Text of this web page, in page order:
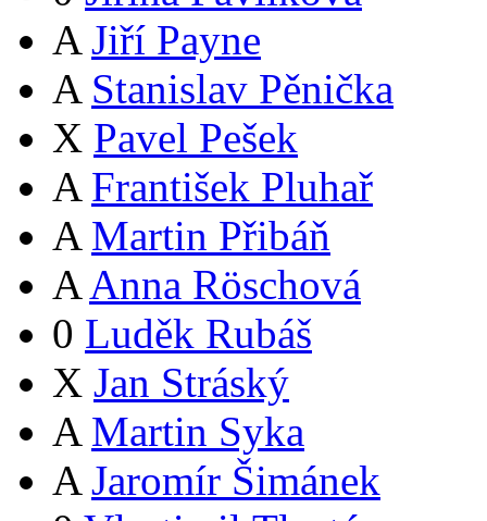
A Jiří Payne
A Stanislav Pěnička
X Pavel Pešek
A František Pluhař
A Martin Přibáň
A Anna Röschová
0 Luděk Rubáš
X Jan Stráský
A Martin Syka
A Jaromír Šimánek